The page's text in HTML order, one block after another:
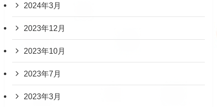
2024年3月
2023年12月
2023年10月
2023年7月
2023年3月